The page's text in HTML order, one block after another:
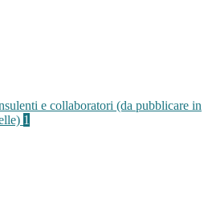
e collaboratori (da pubblicare in
1